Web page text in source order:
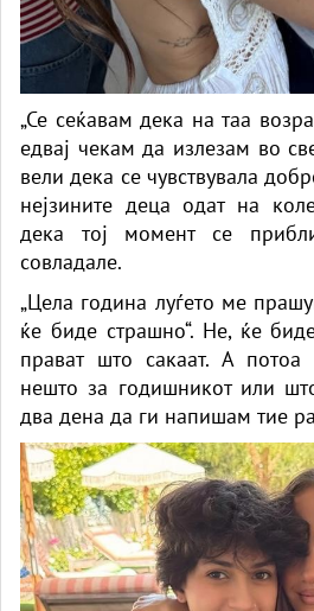
„Се сеќавам дека на таа
едвај чекам да излезам во
вели дека се чувствувала
нејзините деца одат на
дека тој момент се
совладале.
„Цела година луѓето ме
ќе биде страшно“. Не, ќе
прават што сакаат. А
нешто за годишникот или
два дена да ги напишам тие